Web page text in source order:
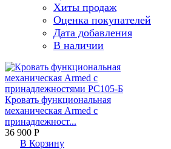
Хиты продаж
Оценка покупателей
Дата добавления
В наличии
Кровать функциональная
механическая Armed с
принадлежност...
36 900 Р
В Корзину